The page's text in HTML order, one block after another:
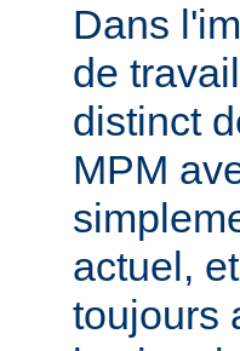
Dans
de
distinct
MPM
actuel,
toujours